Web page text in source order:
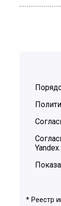
* Реестр